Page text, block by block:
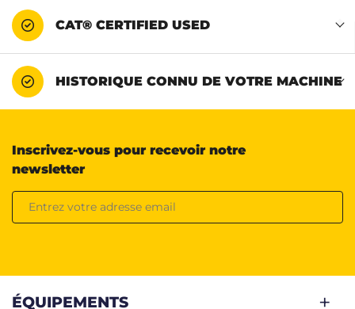
CAT® CERTIFIED USED
HISTORIQUE CONNU DE VOTRE MACHINE
Inscrivez-vous pour recevoir notre
newsletter
ÉQUIPEMENTS